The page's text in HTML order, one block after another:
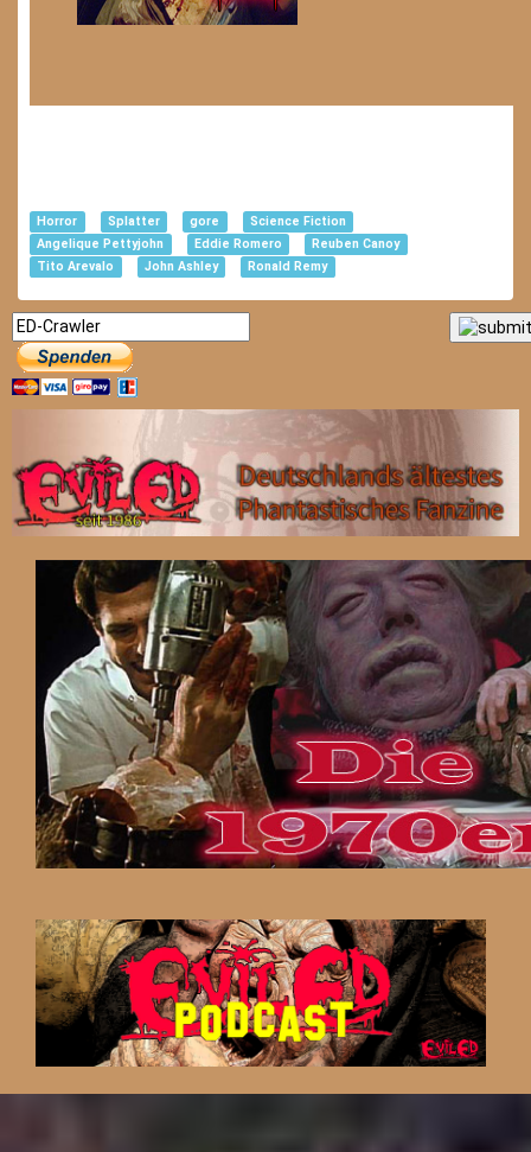
Horror Splatter gore
Science Fiction
Angelique Pettyjohn
Eddie Romero
Reuben Canoy
Tito Arevalo
John Ashley Ronald Remy